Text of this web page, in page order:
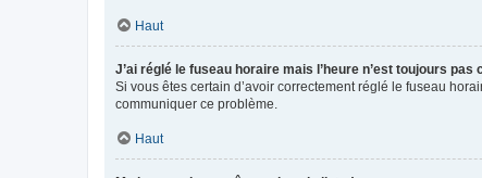
Haut
J’ai réglé le fuseau horaire mais l’heure n’est toujours pas
Si vous êtes certain d’avoir correctement réglé le fuseau
communiquer ce problème.
Haut